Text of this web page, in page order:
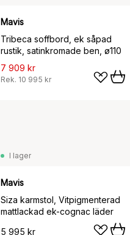
Mavis
Tribeca soffbord, ek såpad
rustik, satinkromade ben, ø110
7 909 kr
Rek. 10 995 kr
I lager
Mavis
Siza karmstol, Vitpigmenterad
mattlackad ek-cognac läder
5 995 kr